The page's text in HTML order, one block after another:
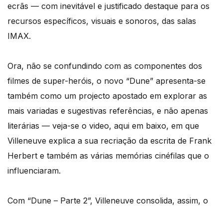
ecrãs — com inevitável e justificado destaque para os
recursos específicos, visuais e sonoros, das salas
IMAX.
Ora, não se confundindo com as componentes dos
filmes de super-heróis, o novo “Dune” apresenta-se
também como um projecto apostado em explorar as
mais variadas e sugestivas referências, e não apenas
literárias — veja-se o video, aqui em baixo, em que
Villeneuve explica a sua recriação da escrita de Frank
Herbert e também as várias memórias cinéfilas que o
influenciaram.
Com “Dune – Parte 2”, Villeneuve consolida, assim, o